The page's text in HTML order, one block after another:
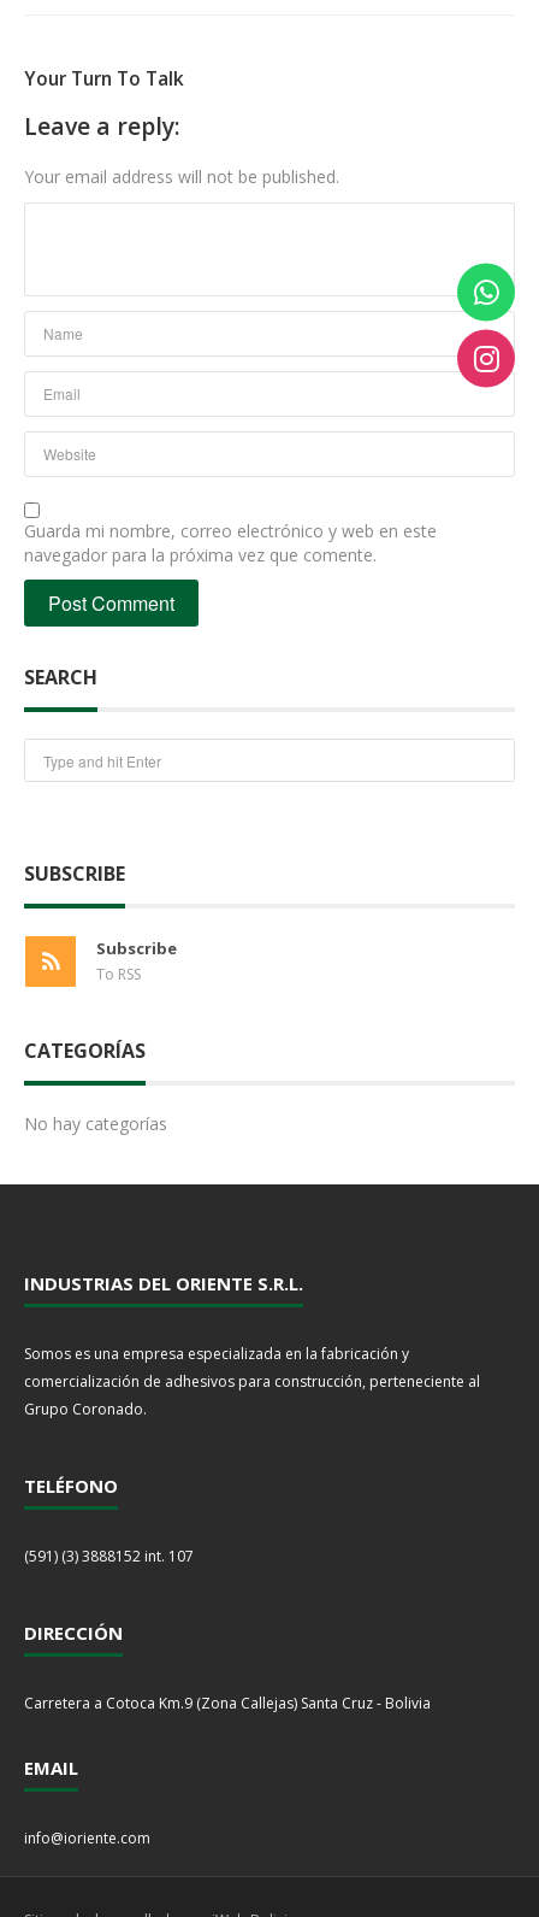
Your Turn To Talk
Leave a reply:
Your email address will not be published.
Guarda mi nombre, correo electrónico y web en este
navegador para la próxima vez que comente.
SEARCH
SUBSCRIBE
Subscribe
To RSS
CATEGORÍAS
No hay categorías
INDUSTRIAS DEL ORIENTE S.R.L.
Somos es una empresa especializada en la fabricación y
comercialización de adhesivos para construcción, perteneciente al
Grupo Coronado.
TELÉFONO
(591) (3) 3888152 int. 107
DIRECCIÓN
Carretera a Cotoca Km.9 (Zona Callejas) Santa Cruz - Bolivia
EMAIL
info@ioriente.com